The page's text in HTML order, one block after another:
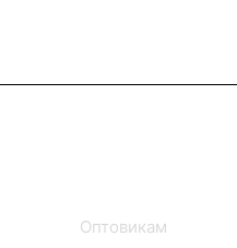
Оптовикам